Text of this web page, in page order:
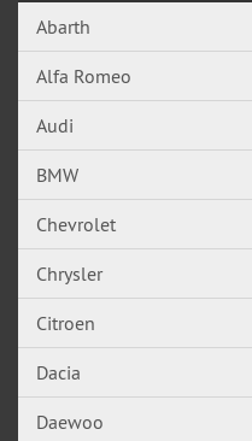
Abarth
Alfa Romeo
Audi
BMW
Chevrolet
Chrysler
Citroen
Dacia
Daewoo